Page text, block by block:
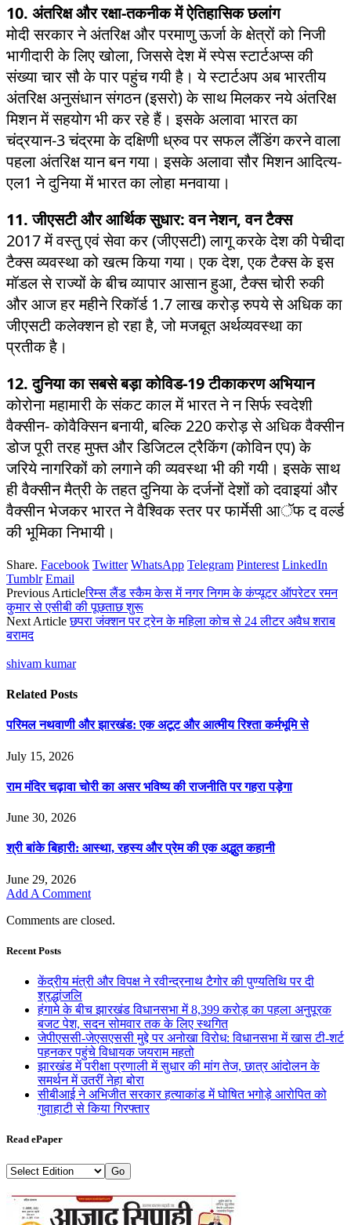
10. अंतरिक्ष और रक्षा-तकनीक में ऐतिहासिक छलांग
मोदी सरकार ने अंतरिक्ष और परमाणु ऊर्जा के क्षेत्रों को निजी
भागीदारी के लिए खोला, जिससे देश में स्पेस स्टार्टअप्स की
संख्या चार सौ के पार पहुंच गयी है। ये स्टार्टअप अब भारतीय
अंतरिक्ष अनुसंधान संगठन (इसरो) के साथ मिलकर नये अंतरिक्ष
मिशन में सहयोग भी कर रहे हैं। इसके अलावा भारत का
चंद्रयान-3 चंद्रमा के दक्षिणी ध्रुव पर सफल लैंडिंग करने वाला
पहला अंतरिक्ष यान बन गया। इसके अलावा सौर मिशन आदित्य-
एल1 ने दुनिया में भारत का लोहा मनवाया।
11. जीएसटी और आर्थिक सुधार: वन नेशन, वन टैक्स
2017 में वस्तु एवं सेवा कर (जीएसटी) लागू करके देश की पेचीदा
टैक्स व्यवस्था को खत्म किया गया। एक देश, एक टैक्स के इस
मॉडल से राज्यों के बीच व्यापार आसान हुआ, टैक्स चोरी रुकी
और आज हर महीने रिकॉर्ड 1.7 लाख करोड़ रुपये से अधिक का
जीएसटी कलेक्शन हो रहा है, जो मजबूत अर्थव्यवस्था का
प्रतीक है।
12. दुनिया का सबसे बड़ा कोविड-19 टीकाकरण अभियान
कोरोना महामारी के संकट काल में भारत ने न सिर्फ स्वदेशी
वैक्सीन- कोवैक्सिन बनायी, बल्कि 220 करोड़ से अधिक वैक्सीन
डोज पूरी तरह मुफ्त और डिजिटल ट्रैकिंग (कोविन एप) के
जरिये नागरिकों को लगाने की व्यवस्था भी की गयी। इसके साथ
ही वैक्सीन मैत्री के तहत दुनिया के दर्जनों देशों को दवाइयां और
वैक्सीन भेजकर भारत ने वैश्विक स्तर पर फार्मेसी आॅफ द वर्ल्ड
की भूमिका निभायी।
Share. Facebook Twitter WhatsApp Telegram Pinterest LinkedIn
Tumblr Email
Previous Articleरिम्स लैंड स्कैम केस में नगर निगम के कंप्यूटर ऑपरेटर रमन
कुमार से एसीबी की पूछताछ शुरू
Next Articleछपरा जंक्शन पर ट्रेन के महिला कोच से 24 लीटर अवैध शराब
बरामद
shivam kumar
Related Posts
परिमल नथवाणी और झारखंड: एक अटूट और आत्मीय रिश्ता कर्मभूमि से
July 15, 2026
राम मंदिर चढ़ावा चोरी का असर भविष्य की राजनीति पर गहरा पड़ेगा
June 30, 2026
श्री बांके बिहारी: आस्था, रहस्य और प्रेम की एक अद्भुत कहानी
June 29, 2026
Add A Comment
Comments are closed.
Recent Posts
केंद्रीय मंत्री और विपक्ष ने रवीन्द्रनाथ टैगोर की पुण्यतिथि पर दी
श्रद्धांजलि
हंगामे के बीच झारखंड विधानसभा में 8,399 करोड़ का पहला अनुपूरक
बजट पेश, सदन सोमवार तक के लिए स्थगित
जेपीएससी-जेएसएससी मुद्दे पर अनोखा विरोध: विधानसभा में खास टी-शर्ट
पहनकर पहुंचे विधायक जयराम महतो
झारखंड में परीक्षा प्रणाली में सुधार की मांग तेज, छात्र आंदोलन के
समर्थन में उतरीं नेहा बोरा
सीबीआई ने अभिजीत सरकार हत्याकांड में घोषित भगोड़े आरोपित को
गुवाहाटी से किया गिरफ्तार
Read ePaper